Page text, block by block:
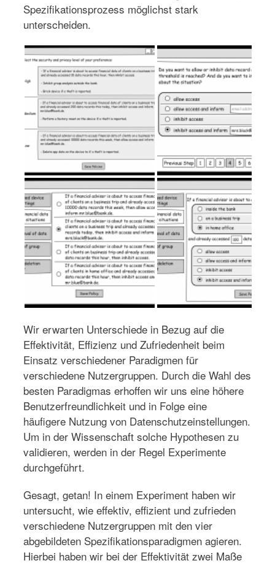
Spezifikationsprozess möglichst stark
unterscheiden.
Wir erwarten Unterschiede in Bezug auf die
Effektivität, Effizienz und Zufriedenheit beim
Einsatz verschiedener Paradigmen für
verschiedene Nutzergruppen. Durch die Wahl des
besten Paradigmas erhoffen wir uns eine höhere
Benutzerfreundlichkeit und in Folge eine
häufigere Nutzung von Datenschutzeinstellungen.
Um in der Wissenschaft solche Hypothesen zu
validieren, werden in der Regel Experimente
durchgeführt.
Gesagt, getan! In einem Experiment haben wir
untersucht, wie effektiv, effizient und zufrieden
verschiedene Nutzergruppen mit den vier
abgebildeten Spezifikationsparadigmen agieren.
Hierbei haben wir bei der Effektivität zwei Maße